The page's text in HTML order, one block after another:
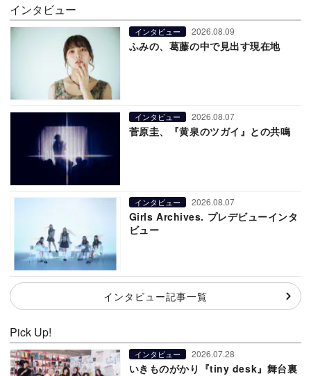
インタビュー
インタビュー 2026.08.09
ふみの、葛藤の中で見出す現在地
インタビュー 2026.08.07
菅原圭、『黄泉のツガイ』との共鳴
インタビュー 2026.08.07
Girls Archives. プレデビューインタ
ビュー
インタビュー記事一覧
Pick Up!
インタビュー 2026.07.28
いきものがかり『tiny desk』舞台裏